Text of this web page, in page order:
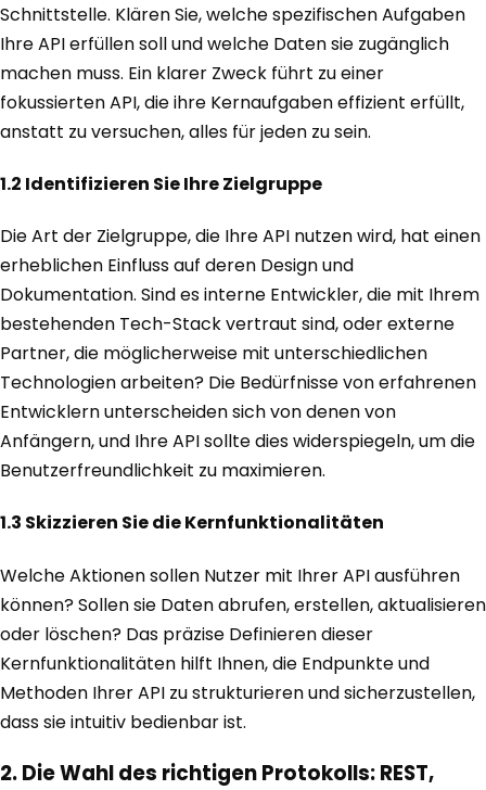
Schnittstelle. Klären Sie, welche spezifischen Aufgaben
Ihre API erfüllen soll und welche Daten sie zugänglich
machen muss. Ein klarer Zweck führt zu einer
fokussierten API, die ihre Kernaufgaben effizient erfüllt,
anstatt zu versuchen, alles für jeden zu sein.
1.2 Identifizieren Sie Ihre Zielgruppe
Die Art der Zielgruppe, die Ihre API nutzen wird, hat einen
erheblichen Einfluss auf deren Design und
Dokumentation. Sind es interne Entwickler, die mit Ihrem
bestehenden Tech-Stack vertraut sind, oder externe
Partner, die möglicherweise mit unterschiedlichen
Technologien arbeiten? Die Bedürfnisse von erfahrenen
Entwicklern unterscheiden sich von denen von
Anfängern, und Ihre API sollte dies widerspiegeln, um die
Benutzerfreundlichkeit zu maximieren.
1.3 Skizzieren Sie die Kernfunktionalitäten
Welche Aktionen sollen Nutzer mit Ihrer API ausführen
können? Sollen sie Daten abrufen, erstellen, aktualisieren
oder löschen? Das präzise Definieren dieser
Kernfunktionalitäten hilft Ihnen, die Endpunkte und
Methoden Ihrer API zu strukturieren und sicherzustellen,
dass sie intuitiv bedienbar ist.
2. Die Wahl des richtigen Protokolls: REST,